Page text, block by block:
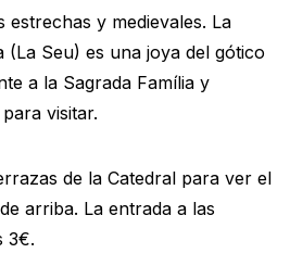
estrechas y medievales. La
(La Seu) es una joya del gótico
a la Sagrada Família y
visitar.
de la Catedral para ver el
arriba. La entrada a las
3€.